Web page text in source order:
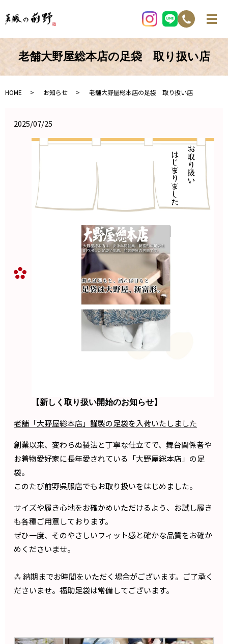
老舗大野屋総本店の足袋 取り扱い店
HOME お知らせ 老舗大野屋総本店の足袋 取り扱い店
2025/07/25
【新しく取り扱い開始のお知らせ】
老舗「大野屋総本店」謹製の足袋を入荷いたしました
創業以来、変わらぬ製法と丁寧な仕立てで、舞台関係者や
お着物愛好家に長年愛されている「大野屋総本店」の足
袋。
このたび前野呉服店でもお取り扱いをはじめました。
サイズや履き心地をお確かめいただけるよう、 お試し履き
も各種ご用意しております。
ぜひ一度、そのやさしいフィット感と確かな品質をお確か
めくださいませ。
⁂ 納期までお時間をいただく場合がございます。ご了承く
ださいませ。福助足袋は常備してございます。